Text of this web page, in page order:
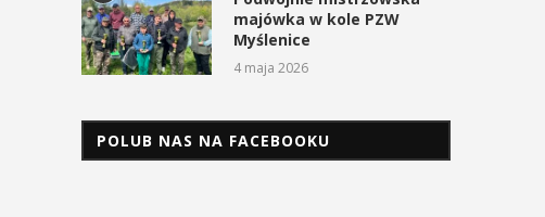
majówka w kole PZW
Myślenice
4 maja 2026
POLUB NAS NA FACEBOOKU